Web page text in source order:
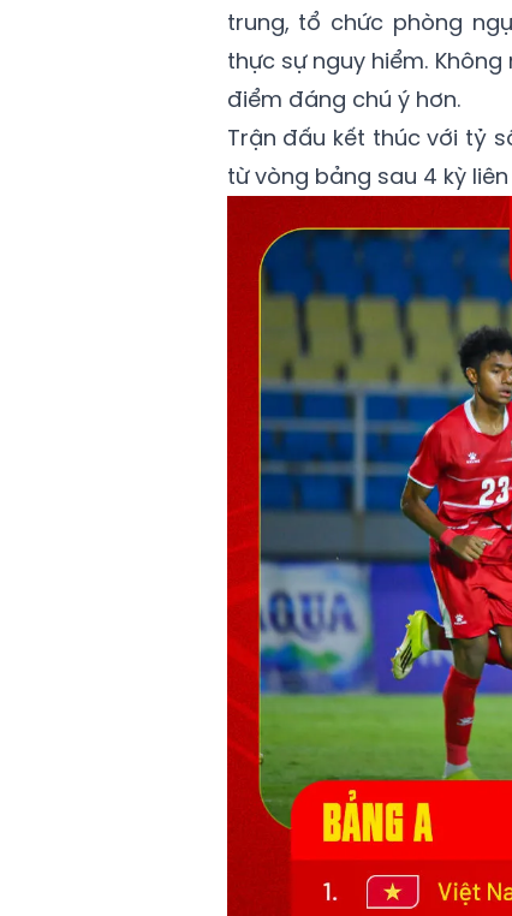
trung, tổ chức phòng
thực sự nguy hiểm.
điểm đáng chú ý hơn.
Trận đấu kết thúc với tỷ
từ vòng bảng sau 4 kỳ